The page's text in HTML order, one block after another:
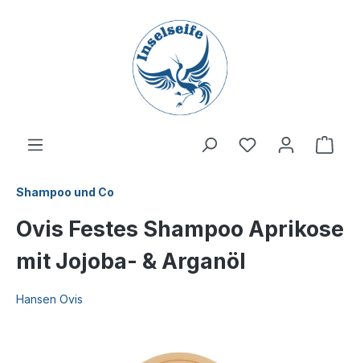
Shampoo und Co
Ovis Festes Shampoo Aprikose
mit Jojoba- & Arganöl
Hansen Ovis